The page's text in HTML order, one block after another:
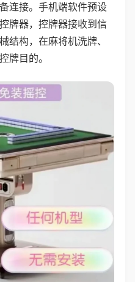
连接。手机端软件预设
牌器，控牌器接收到信
结构，在麻将机洗牌、
牌目的。